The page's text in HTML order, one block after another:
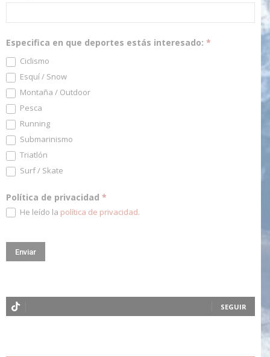
Especifica en que deportes estás interesado: *
Ciclismo
Esquí / Snow
Montaña / Outdoor
Pesca
Running
Submarinismo
Triatlón
Surf / Skate
Política de privacidad *
He leído la política de privacidad.
SEGUIR